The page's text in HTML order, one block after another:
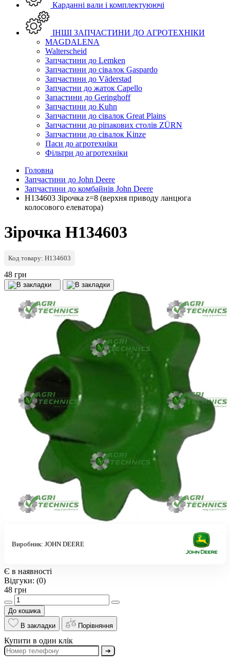
Карданні вали і комплектуюючі
ІНШІ ЗАПЧАСТИНИ ДО АГРОТЕХНІКИ
MAGDALENA
Walterscheid
Запчастини до Lemken
Запчастини до сівалок Gaspardo
Запчастини до Väderstad
Запчастни до жаток Capello
Запастини до Geringhoff
Запчастини до Kuhn
Запчастини до сівалок Great Plains
Запчастини до ріпакових столів ZÜRN
Запчастини до сівалок Kinze
Паси до агротехніки
Фільтри до агротехніки
Головна
Запчастини до John Deere
Запчастини до комбайнів John Deere
H134603 Зірочка z=8 (верхня приводу ланцюга
колосового елеватора)
Зірочка H134603
Код товару: H134603
48 грн
Виробник: JOHN DEERE
Є в наявності
Відгуки: (0)
48 грн
До кошика
В закладки
Порівняння
Купити в один клік
➔